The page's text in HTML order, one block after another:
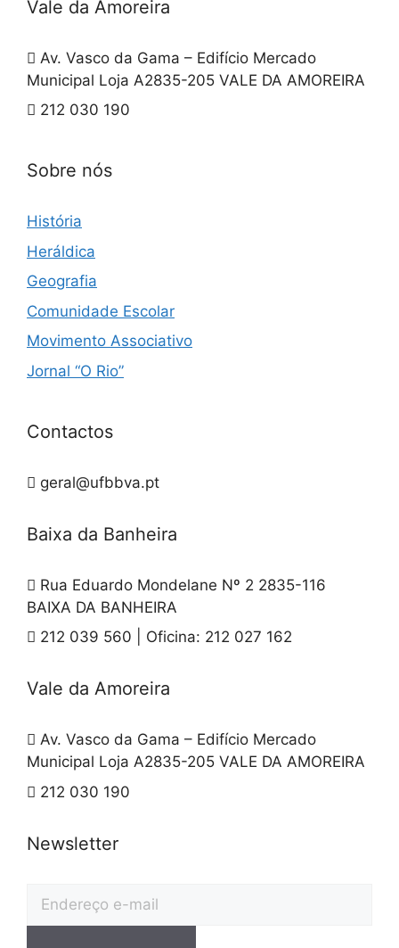
Vale da Amoreira
Av. Vasco da Gama – Edifício Mercado
Municipal Loja A2835-205 VALE DA AMOREIRA
212 030 190
Sobre nós
História
Heráldica
Geografia
Comunidade Escolar
Movimento Associativo
Jornal “O Rio”
Contactos
geral@ufbbva.pt
Baixa da Banheira
Rua Eduardo Mondelane Nº 2 2835-116
BAIXA DA BANHEIRA
212 039 560 | Oficina: 212 027 162
Vale da Amoreira
Av. Vasco da Gama – Edifício Mercado
Municipal Loja A2835-205 VALE DA AMOREIRA
212 030 190
Newsletter